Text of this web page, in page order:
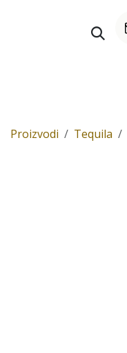
Proizvodi Tequila